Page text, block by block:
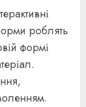
роблять
формі